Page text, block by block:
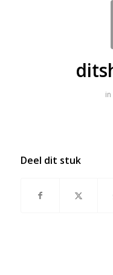
in
Deel dit stuk